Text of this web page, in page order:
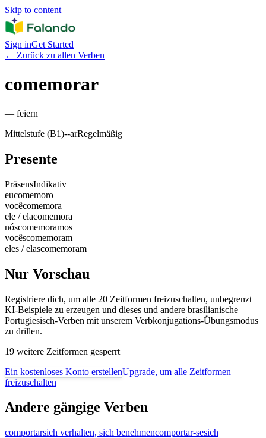
Skip to content
Sign inGet Started
← Zurück zu allen Verben
comemorar
— feiern
Mittelstufe (B1)--arRegelmäßig
Presente
PräsensIndikativ
eucomemoro
vocêcomemora
ele / elacomemora
nóscomemoramos
vocêscomemoram
eles / elascomemoram
Nur Vorschau
Registriere dich, um alle 20 Zeitformen freizuschalten, unbegrenzt
KI-Beispiele zu erzeugen und dieses und andere brasilianische
Portugiesisch-Verben mit unserem Verbkonjugations-Übungsmodus
zu drillen.
19 weitere Zeitformen gesperrt
Ein kostenloses Konto erstellenUpgrade, um alle Zeitformen
freizuschalten
Andere gängige Verben
comportarsich verhalten, sich benehmencomportar-sesich